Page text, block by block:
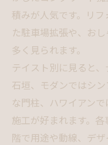
積みが人気です。リ
た駐車場拡張や、お
多く見られます。
テイスト別に見ると
石垣、モダンではシ
な門柱、ハワイアン
施工が好まれます。
階で用途や動線、デ